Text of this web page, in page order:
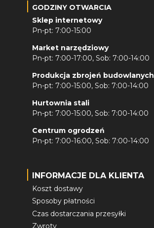
GODZINY OTWARCIA
Sklep internetowy
Pn-pt: 7:00-15:00
Market narzędziowy
Pn-pt: 7:00-17:00, Sob: 7:00-14:00
Produkcja zbrojeń budowlanych
Pn-pt: 7:00-15:00, Sob: 7:00-14:00
Hurtownia stali
Pn-pt: 7:00-15:00, Sob: 7:00-14:00
Centrum ogrodzeń
Pn-pt: 7:00-16:00, Sob: 7:00-14:00
INFORMACJE DLA KLIENTA
Koszt dostawy
Sposoby płatności
Czas dostarczania przesyłki
Zwroty